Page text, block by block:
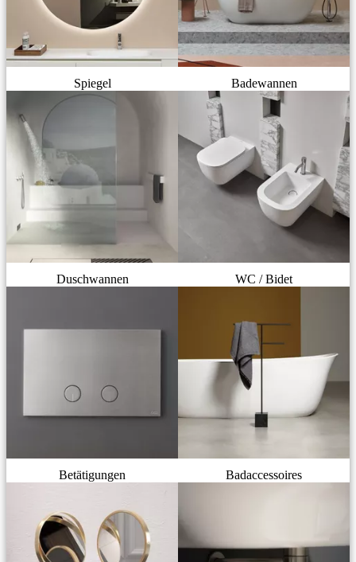
Spiegel Badewannen
Duschwannen WC / Bidet
Betätigungen Badaccessoires